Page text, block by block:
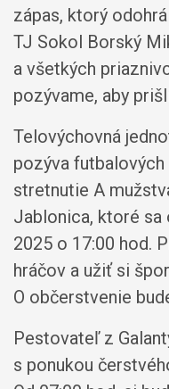
zápas, ktorý
TJ Sokol Borský
a všetkých
pozývame, aby
Telovýchovná
pozýva
stretnutie A
Jablonica, ktoré sa
2025 o 17:00 hod.
hráčov a užiť si
O občerstvenie
Pestovateľ z
s ponukou